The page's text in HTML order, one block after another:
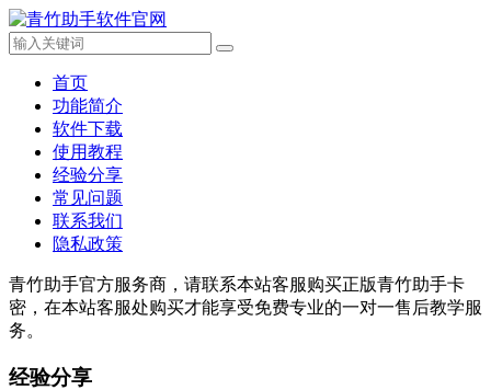
首页
功能简介
软件下载
使用教程
经验分享
常见问题
联系我们
隐私政策
青竹助手官方服务商，请联系本站客服购买正版青竹助手卡
密，在本站客服处购买才能享受免费专业的一对一售后教学服
务。
经验分享